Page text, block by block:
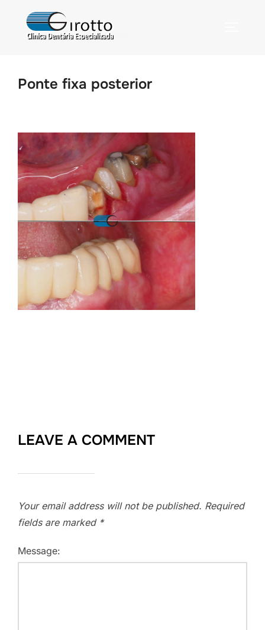
Ponte fixa posterior
LEAVE A COMMENT
Your email address will not be published. Required
fields are marked *
Message: